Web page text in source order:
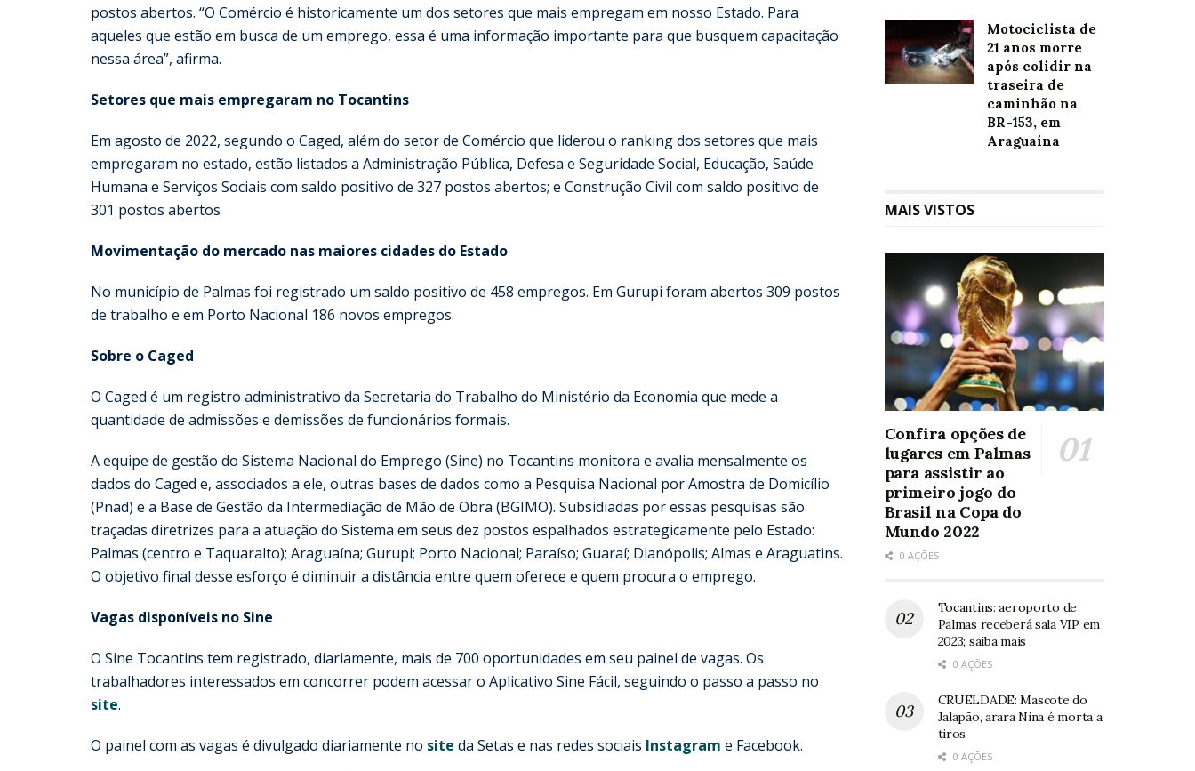
postos abertos. “O Comércio é historicamente um dos setores que mais empregam em nosso Estado. Para
aqueles que estão em busca de um emprego, essa é uma informação importante para que busquem capacitação
nessa área”, afirma.
Setores que mais empregaram no Tocantins
Em agosto de 2022, segundo o Caged, além do setor de Comércio que liderou o ranking dos setores que mais
empregaram no estado, estão listados a Administração Pública, Defesa e Seguridade Social, Educação, Saúde
Humana e Serviços Sociais com saldo positivo de 327 postos abertos; e Construção Civil com saldo positivo de
301 postos abertos
Movimentação do mercado nas maiores cidades do Estado
No município de Palmas foi registrado um saldo positivo de 458 empregos. Em Gurupi foram abertos 309 postos
de trabalho e em Porto Nacional 186 novos empregos.
Sobre o Caged
O Caged é um registro administrativo da Secretaria do Trabalho do Ministério da Economia que mede a
quantidade de admissões e demissões de funcionários formais.
A equipe de gestão do Sistema Nacional do Emprego (Sine) no Tocantins monitora e avalia mensalmente os
dados do Caged e, associados a ele, outras bases de dados como a Pesquisa Nacional por Amostra de Domicílio
(Pnad) e a Base de Gestão da Intermediação de Mão de Obra (BGIMO). Subsidiadas por essas pesquisas são
traçadas diretrizes para a atuação do Sistema em seus dez postos espalhados estrategicamente pelo Estado:
Palmas (centro e Taquaralto); Araguaína; Gurupi; Porto Nacional; Paraíso; Guaraí; Dianópolis; Almas e Araguatins.
O objetivo final desse esforço é diminuir a distância entre quem oferece e quem procura o emprego.
Vagas disponíveis no Sine
O Sine Tocantins tem registrado, diariamente, mais de 700 oportunidades em seu painel de vagas. Os
trabalhadores interessados em concorrer podem acessar o Aplicativo Sine Fácil, seguindo o passo a passo no
site.
O painel com as vagas é divulgado diariamente no site da Setas e nas redes sociais Instagram e Facebook.
Motociclista de
21 anos morre
após colidir na
traseira de
caminhão na
BR-153, em
Araguaína
MAIS VISTOS
Confira opções de
lugares em Palmas
para assistir ao
primeiro jogo do
Brasil na Copa do
Mundo 2022
0 AÇÕES
Tocantins: aeroporto de
Palmas receberá sala VIP em
2023; saiba mais
0 AÇÕES
CRUELDADE: Mascote do
Jalapão, arara Nina é morta a
tiros
0 AÇÕES